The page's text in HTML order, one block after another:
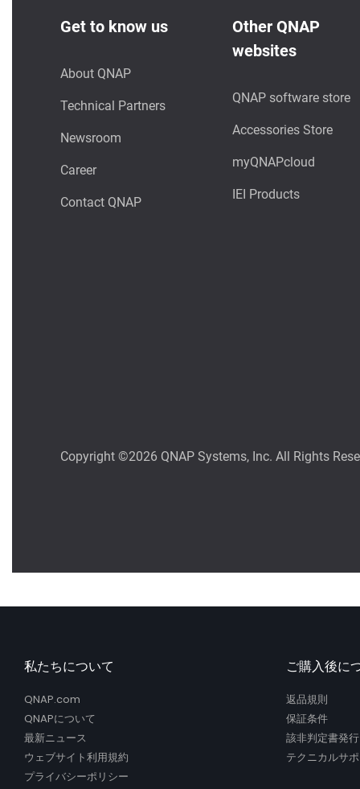
私たちについて
QNAP.com
QNAPについて
最新ニュース
ウェブサイト利用規約
プライバシーポリシー
ご購入後に
返品規則
保証条件
該非判定書発行
テクニカルサ